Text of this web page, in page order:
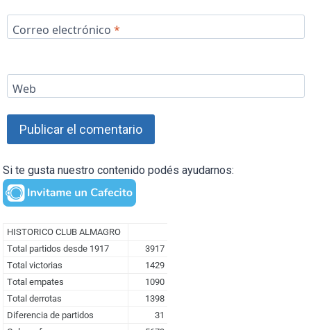
Correo electrónico *
Web
Si te gusta nuestro contenido podés ayudarnos: